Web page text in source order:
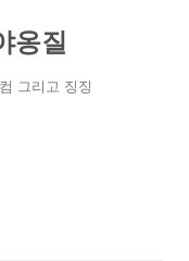
옹질
그리고 징징